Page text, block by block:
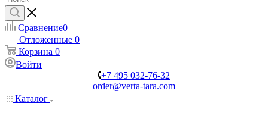
Сравнение0
Отложенные 0
Корзина 0
Войти
+7 495 032-76-32
order@verta-tara.com
Каталог